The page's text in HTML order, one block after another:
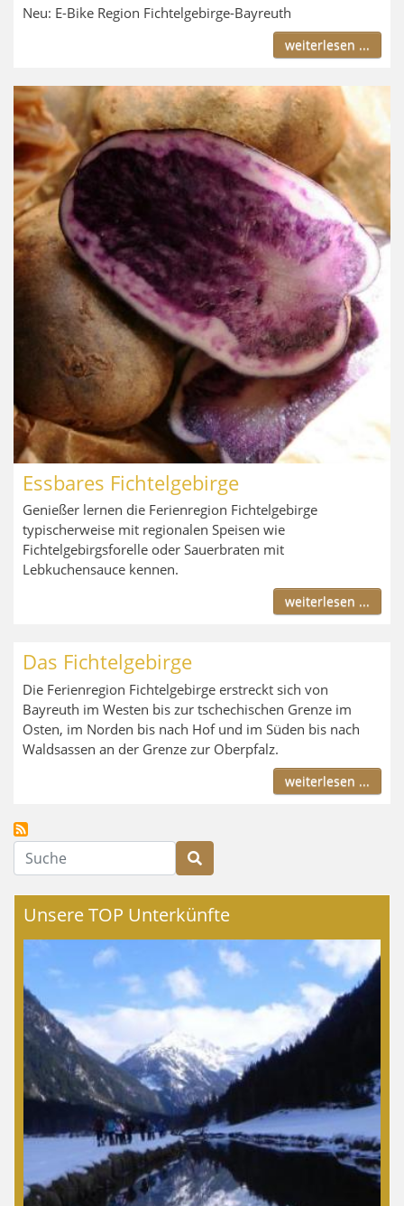
Neu: E-Bike Region Fichtelgebirge-Bayreuth
weiterlesen ...
Essbares Fichtelgebirge
Genießer lernen die Ferienregion Fichtelgebirge
typischerweise mit regionalen Speisen wie
Fichtelgebirgsforelle oder Sauerbraten mit
Lebkuchensauce kennen.
weiterlesen ...
Das Fichtelgebirge
Die Ferienregion Fichtelgebirge erstreckt sich von
Bayreuth im Westen bis zur tschechischen Grenze im
Osten, im Norden bis nach Hof und im Süden bis nach
Waldsassen an der Grenze zur Oberpfalz.
weiterlesen ...
Suche
Unsere TOP Unterkünfte